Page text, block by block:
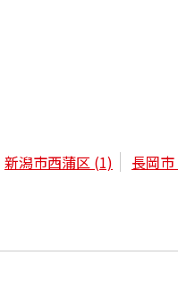
新潟市西蒲区 (1) 長岡市